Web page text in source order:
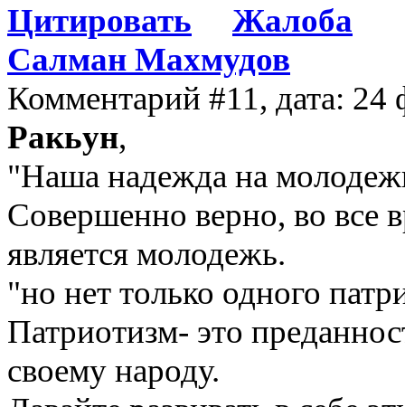
Цитировать
Жалоба
Салман Махмудов
Комментарий #11, дата: 24
Ракьун,
"Наша надежда на
Совершенно верно, во все
является молодежь.
"но нет только одного
Патриотизм- это
своему народу.